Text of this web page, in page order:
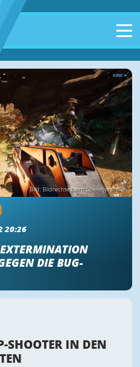
Bild: Bildrechte beim Spielehersteller
20:26
DIE BUG-
SHOOTER IN DEN